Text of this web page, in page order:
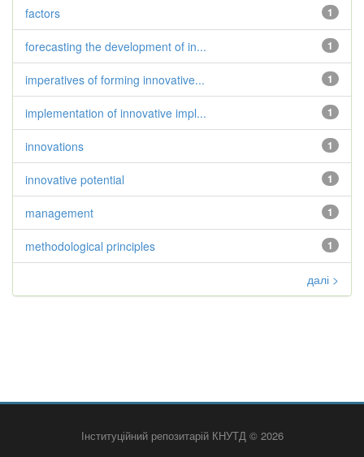
1
factors
1
forecasting the development of in...
1
imperatives of forming innovative...
1
implementation of innovative impl...
1
innovations
1
innovative potential
1
management
1
methodological principles
далі >
Інституційний репозитарій КНУТД © 2026